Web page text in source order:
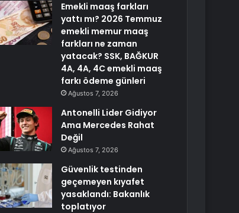
Emekli maaş farkları
yattı mı? 2026 Temmuz
emekli memur maaş
farkları ne zaman
yatacak? SSK, BAĞKUR
4A, 4A, 4C emekli maaş
farkı ödeme günleri
Ağustos 7, 2026
Antonelli Lider Gidiyor
Ama Mercedes Rahat
Değil
Ağustos 7, 2026
Güvenlik testinden
geçemeyen kıyafet
yasaklandı: Bakanlık
toplatıyor